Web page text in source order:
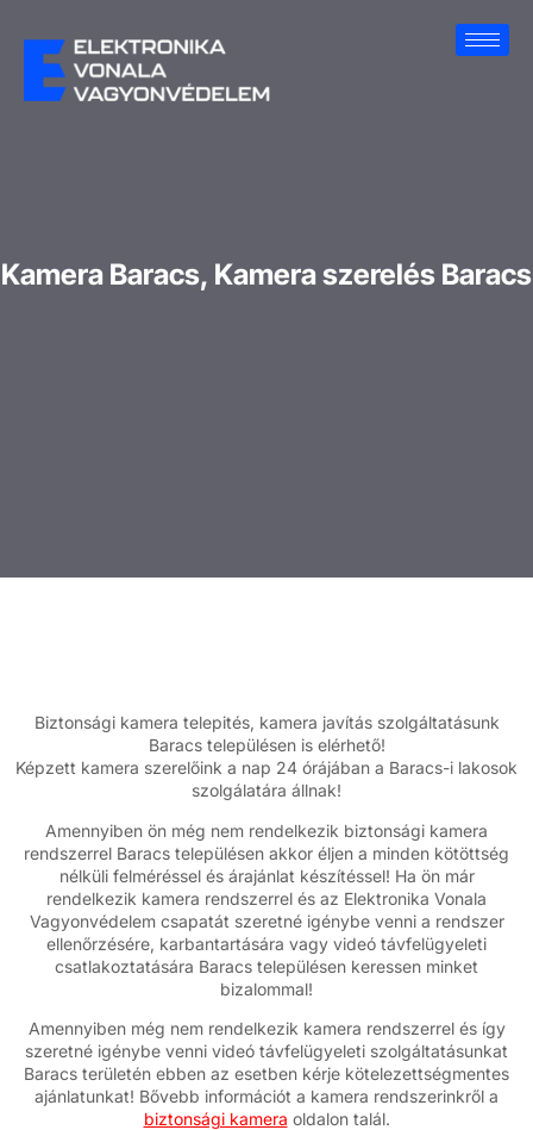
Kamera Baracs, Kamera szerelés Baracs
Biztonsági kamera telepités, kamera javítás szolgáltatásunk
Baracs településen is elérhető!
Képzett kamera szerelőink a nap 24 órájában a Baracs-i lakosok
szolgálatára állnak!
Amennyiben ön még nem rendelkezik biztonsági kamera
rendszerrel Baracs településen akkor éljen a minden kötöttség
nélküli felméréssel és árajánlat készítéssel! Ha ön már
rendelkezik kamera rendszerrel és az Elektronika Vonala
Vagyonvédelem csapatát szeretné igénybe venni a rendszer
ellenőrzésére, karbantartására vagy videó távfelügyeleti
csatlakoztatására Baracs településen keressen minket
bizalommal!
Amennyiben még nem rendelkezik kamera rendszerrel és így
szeretné igénybe venni videó távfelügyeleti szolgáltatásunkat
Baracs területén ebben az esetben kérje kötelezettségmentes
ajánlatunkat! Bővebb információt a kamera rendszerinkről a
biztonsági kamera oldalon talál.